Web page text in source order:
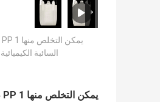
السائبة الكيميائية Wearproof قابلة للطي
يمكن التخلص منها PP 1 طن أكياس السائبة الكيميائية Wearproof قابلة للطي